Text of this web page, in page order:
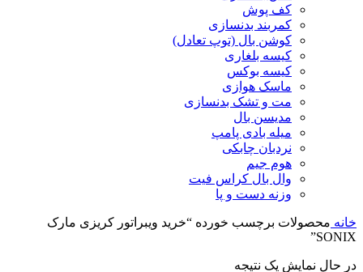
کف پوش
کمربند بدنسازی
کوشن بال (توپ تعادل)
کیسه بلغاری
کیسه بوکس
ماسک هوازی
مت و تشک بدنسازی
مدیسن بال
میله بادی پامپ
نردبان چابکی
هوم جیم
وال بال کراس فیت
وزنه دست و پا
خانه محصولات برچسب خورده “خرید ویبراتور کریزی مارک
SONIX”
در حال نمایش یک نتیجه